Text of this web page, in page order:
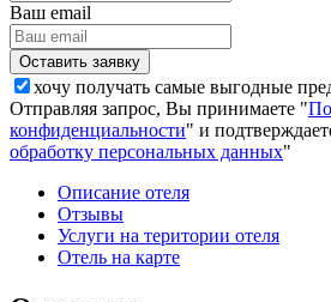
Ваш email
хочу получать самые выгодные
Отправляя запрос, Вы принимаете "
конфиденциальности" и
обработку персональных данных"
Описание отеля
Отзывы
Услуги на територии отеля
Отель на карте